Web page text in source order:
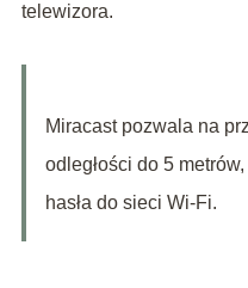
telewizora.
Miracast pozwala na
odległości do 5
hasła do sieci Wi-Fi.